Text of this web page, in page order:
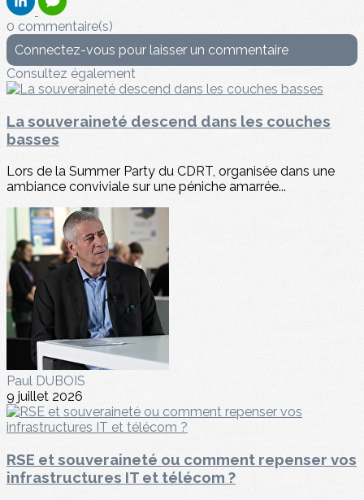
0 commentaire(s)
Connectez-vous pour laisser un commentaire
Consultez également
La souveraineté descend dans les couches
basses
Lors de la Summer Party du CDRT, organisée dans une
ambiance conviviale sur une péniche amarrée...
Paul DUBOIS
9 juillet 2026
RSE et souveraineté ou comment repenser vos
infrastructures IT et télécom ?